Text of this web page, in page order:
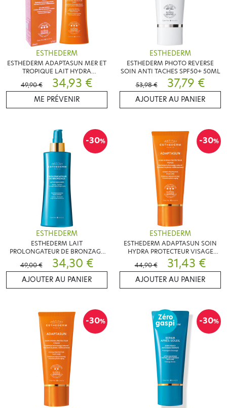
ESTHEDERM
ESTHEDERM ADAPTASUN MER ET
TROPIQUE LAIT HYDRA
PROTECTEUR CORPS 200ML
49,90 € 34,93 €
ME PRÉVENIR
ESTHEDERM
ESTHEDERM PHOTO REVERSE
SOIN ANTI TACHES SPF50+ 50ML
53,98 €
37,79 €
AJOUTER AU PANIER
-30%
ESTHEDERM
ESTHEDERM LAIT
PROLONGATEUR DE BRONZAGE
200ML
49,00 € 34,30 €
AJOUTER AU PANIER
-30%
ESTHEDERM
ESTHEDERM ADAPTASUN SOIN
HYDRA PROTECTEUR VISAGE
50ML
44,90 € 31,43 €
AJOUTER AU PANIER
-30% -30%
Zéro
gaspi